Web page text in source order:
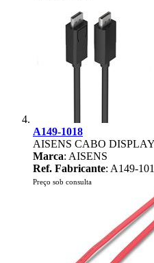
A149-1018
AISENS CABO
Marca: AISENS
Ref. Fabricante: A149-
Preço sob consulta